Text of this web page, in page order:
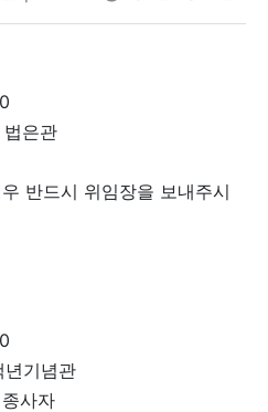
은관
반드시 위임장을 보내주시
년기념관
사자